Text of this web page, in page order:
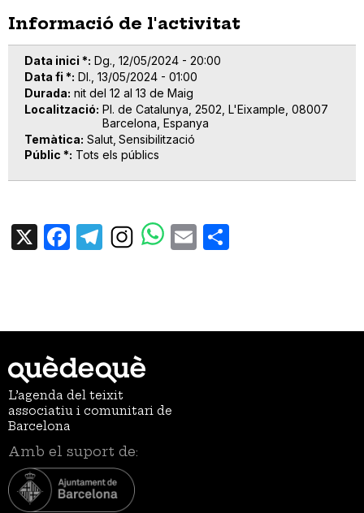
Informació de l'activitat
Data inici * Dg., 12/05/2024 - 20:00
Data fi * Dl., 13/05/2024 - 01:00
Durada nit del 12 al 13 de Maig
Localització Pl. de Catalunya, 2502, L'Eixample, 08007
Barcelona, Espanya
Temàtica Salut Sensibilització
Públic * Tots els públics
X Facebook
TelegramEmail
L’agenda del teixit
associatiu i comunitari de
Barcelona
Amb el suport de: